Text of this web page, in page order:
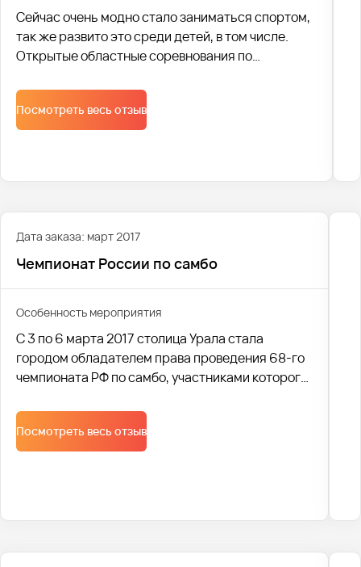
Сейчас очень модно стало заниматься спортом,
так же развито это среди детей, в том числе.
Открытые областные соревнования по
23.03 по 24.03 в Екатеринбурге. Перевозкой
Посмотреть весь отзыв
Дата заказа: март 2017
Чемпионат России по самбо
Особенность мероприятия
С 3 по 6 марта 2017 столица Урала стала
городом обладателем права проведения 68-го
чемпионата РФ по самбо, участниками которого
России.
Посмотреть весь отзыв